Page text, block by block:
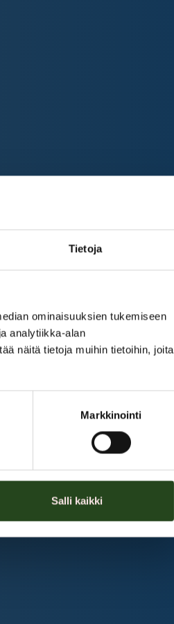
Tietoja
ominaisuuksien tukemiseen
analytiikka-alan
näitä tietoja muihin tietoihin, joita
Markkinointi
Salli kaikki